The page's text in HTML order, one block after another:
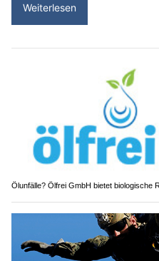
Weiterlesen
Ölunfälle? Ölfrei GmbH bietet biologische